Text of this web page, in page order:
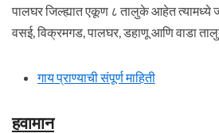
पालघर जिल्ह्यात एकूण ८ तालुके आहेत त्यामध्ये
वसई, विक्रमगड, पालघर, डहाणू आणि वाडा
गाय प्राण्याची संपूर्ण माहिती
हवामान